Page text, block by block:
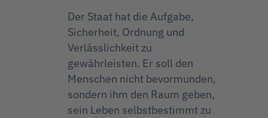
Der Staat hat die Aufgabe,
Sicherheit, Ordnung und
Verlässlichkeit zu
gewährleisten. Er soll den
Menschen nicht bevormunden,
sondern ihm den Raum geben,
sein Leben selbstbestimmt zu